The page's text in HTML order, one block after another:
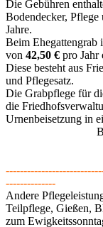
Die Gebühren
Bodendecker,
Jahre.
Beim Ehegattengrab
von 42,50 € pro Jahr
Diese besteht aus
und Pflegesatz.
Die Grabpflege für
die
Urnenbeisetzung in
--------------
Andere
Teilpflege, Gießen,
zum